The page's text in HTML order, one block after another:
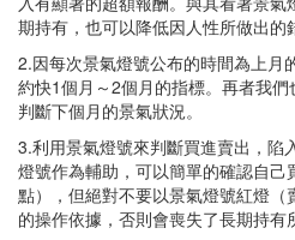
期持有，也可以降低因人性所做出的
2.因每次景氣燈號公布的時間為上月
約快1個月～2個月的指標。再者我
判斷下個月的景氣狀況。
3.利用景氣燈號來判斷買進賣出，陷
燈號作為輔助，可以簡單的確認自己
點），但絕對不要以景氣燈號紅燈
的操作依據，否則會喪失了長期持有